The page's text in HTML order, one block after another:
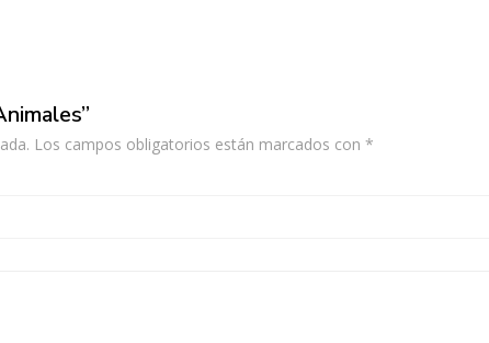
Los campos obligatorios están marcados con *